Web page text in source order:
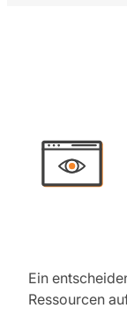
Ein
Ressourcen